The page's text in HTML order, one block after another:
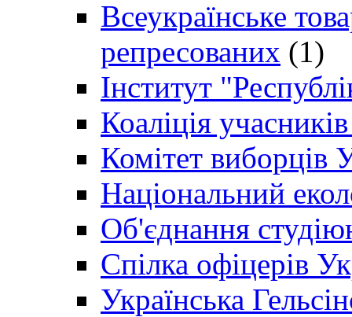
Всеукраїнське
репресованих (1)
Інститут
Коаліція
Комітет виборців
Національний
Об'єднання
Спілка офіцерів
Українська